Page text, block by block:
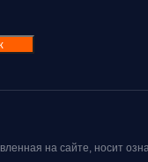
на сайте, носит